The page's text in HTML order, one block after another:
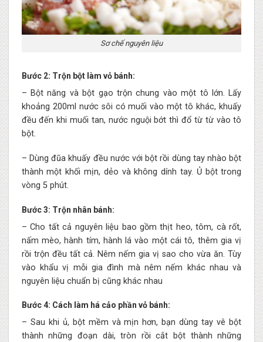
Sơ chế nguyên liệu
Bước 2: Trộn bột làm vỏ bánh:
– Bột năng và bột gạo trộn chung vào một tô lớn. Lấy
khoảng 200ml nước sôi có muối vào một tô khác, khuấy
đều đến khi muối tan, nước nguội bớt thì đổ từ từ vào tô
bột.
– Dùng đũa khuấy đều nước với bột rồi dùng tay nhào bột
thành một khối mịn, dẻo và không dính tay. Ủ bột trong
vòng 5 phút.
Bước 3: Trộn nhân bánh:
– Cho tất cả nguyên liệu bao gồm thịt heo, tôm, cà rốt,
nấm mèo, hành tím, hành lá vào một cái tô, thêm gia vị
rồi trộn đều tất cả. Nêm nếm gia vị sao cho vừa ăn. Tùy
vào khẩu vị mỗi gia đình mà nêm nếm khác nhau và
nguyên liệu chuẩn bị cũng khác nhau
Bước 4: Cách làm há cảo phần vỏ bánh:
– Sau khi ủ, bột mềm và mịn hơn, bạn dùng tay vê bột
thành những đoạn dài, tròn rồi cắt bột thành những